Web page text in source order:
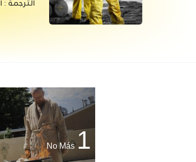
الترجمة :
1
No Más